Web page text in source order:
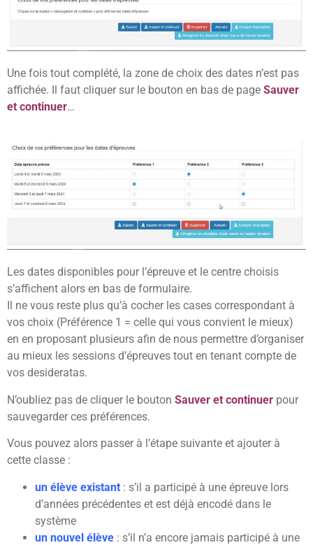
Une fois tout complété, la zone de choix des dates n’est pas
affichée. Il faut cliquer sur le bouton en bas de page Sauver
et continuer…
Les dates disponibles pour l’épreuve et le centre choisis
s’affichent alors en bas de formulaire.
Il ne vous reste plus qu’à cocher les cases correspondant à
vos choix (Préférence 1 = celle qui vous convient le mieux)
en en proposant plusieurs afin de nous permettre d’organiser
au mieux les sessions d’épreuves tout en tenant compte de
vos desideratas.
N’oubliez pas de cliquer le bouton Sauver et continuer pour
sauvegarder ces préférences.
Vous pouvez alors passer à l’étape suivante et ajouter à
cette classe :
un élève existant : s’il a participé à une épreuve lors
d’années précédentes et est déjà encodé dans le
système
un nouvel élève : s’il n’a encore jamais participé à une